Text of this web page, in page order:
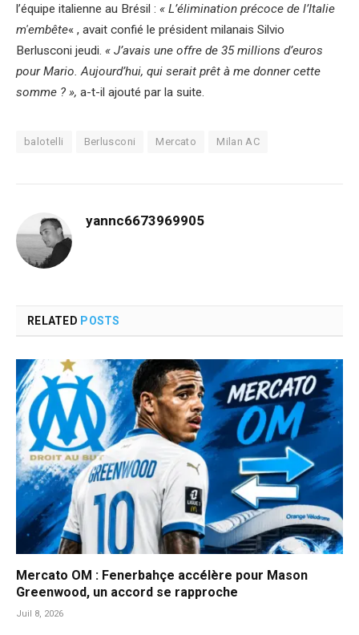
l’équipe italienne au Brésil : « L’élimination précoce de l’Italie
m'embête« , avait confié le président milanais Silvio
Berlusconi jeudi. « J’avais une offre de 35 millions d’euros
pour Mario. Aujourd’hui, qui serait prêt à me donner cette
somme ? », a-t-il ajouté par la suite.
balotelli Berlusconi Mercato Milan AC
yannc6673969905
RELATED POSTS
Mercato OM : Fenerbahçe accélère pour Mason
Greenwood, un accord se rapproche
Juil 8, 2026